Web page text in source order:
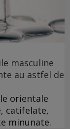
masculine
au astfel de
orientale
catifelate,
minunate.